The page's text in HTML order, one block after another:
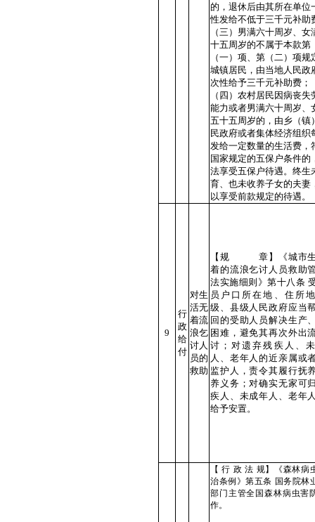
的，退休后由其所在单位
性发给不低于三千元补助
（三）男满六十周岁、女
十五周岁的不属于本款第
（一）项、第（二）项规
城镇居民，由当地人民政
次性给予三千元补助费；
（四）农村居民因病丧失
能力或者男满六十周岁、
五十五周岁的，由乡（镇
民政府或者集体经济组织
发给一定数量的生活费，
国家规定的五保户条件的
法享受五保户待遇。终生
育、也未收养子女的夫妻
以享受前款规定的待遇。
9
行
政
给
付
对生
活无
着流
浪乞
讨人
员的
救助
【规 章】《城市生
着的流浪乞讨人员救助
法实施细则》第十八条
员户口所在地、住所
级、县级人民政府应当
回的受助人员解决生产
困难，避免其再次外出
讨；对遗弃残疾人、
人、老年人的近亲属或
监护人，责令其履行抚
养义务；对确实无家可
疾人、未成年人、老年
给予安置。
【 行 政 法 规】《森林病
治条例》第五条 国务院林
部门主管全国森林病虫害
作。